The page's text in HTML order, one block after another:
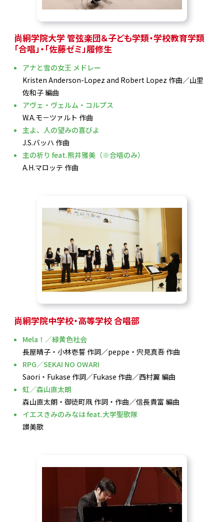
尚絅学院大学 管弦楽団＆子ども学類・学校教育学類
「合唱」・「佐藤ゼミ」履修生
アナと雪の女王 メドレー
Kristen Anderson-Lopez and Robert Lopez 作曲／山里
佐和子 編曲
アヴェ・ヴェルム・コルプス
W.A.モ－ツァルト 作曲
主よ、人の望みの喜びよ
J.S.バッハ 作曲
主の祈り feat.熊井雅美（※合唱のみ）
A.H.マロッテ 作曲
尚絅学院中学校・高等学校 合唱部
Mela！／緑黄色社会
長屋晴子・小林壱誓 作詞／peppe・宍見真吾 作曲
RPG／SEKAI NO OWARI
Saori・Fukase 作詞／Fukase 作曲／西村翼 編曲
虹／森山直太朗
森山直太朗・御徒町凧 作詞・作曲／信長貴富 編曲
イエスきみのみなは feat.大学聖歌隊
讃美歌